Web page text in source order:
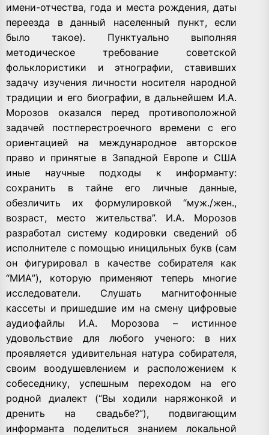
имени-отчества, года и места рождения, даты
переезда в данный населенный пункт, если
было такое). Пунктуально выполняя
методическое требование советской
фольклористики и этнографии, ставивших
задачу изучения личности носителя народной
традиции и его биографии, в дальнейшем И.А.
Морозов оказался перед противоположной
задачей постперестроечного времени с его
ориентацией на международное авторское
право и принятые в Западной Европе и США
иные научные подходы к информанту:
сохранить в тайне его личные данные,
обезличить их формулировкой “муж./жен.,
возраст, место жительства”. И.А. Морозов
разработал систему кодировки сведений об
исполнителе с помощью иницильных букв (сам
он фигурировал в качестве собирателя как
“МИА”), которую применяют теперь многие
исследователи. Слушать магнитофонные
кассеты и пришедшие им на смену цифровые
аудиофайлы И.А. Морозова – истинное
удовольствие для любого ученого: в них
проявляется удивительная натура собирателя,
своим воодушевлением и расположением к
собеседнику, успешным переходом на его
родной диалект (“Вы ходили наряжонкой и
дренить на свадьбе?”), подвигающим
информанта поделиться знанием локальной